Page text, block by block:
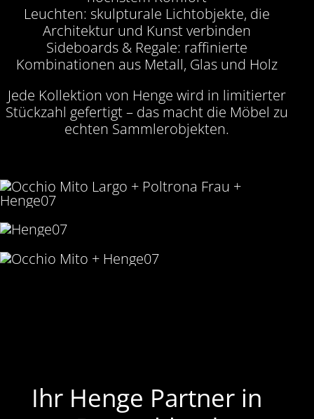
Leuchten: skulpturale Lichtobjekte, die
Architektur und Kunst verbinden
Sideboards & Regale: raffinierte
Kombinationen aus Metall, Glas und Holz
Jede Kollektion von Henge wird in limitierter
Stückzahl gefertigt – das macht die Möbel zu
echten Sammlerobjekten.
Ihr Henge Partner in